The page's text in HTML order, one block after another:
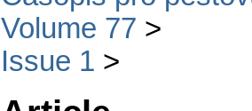
Volume 77
Issue 1